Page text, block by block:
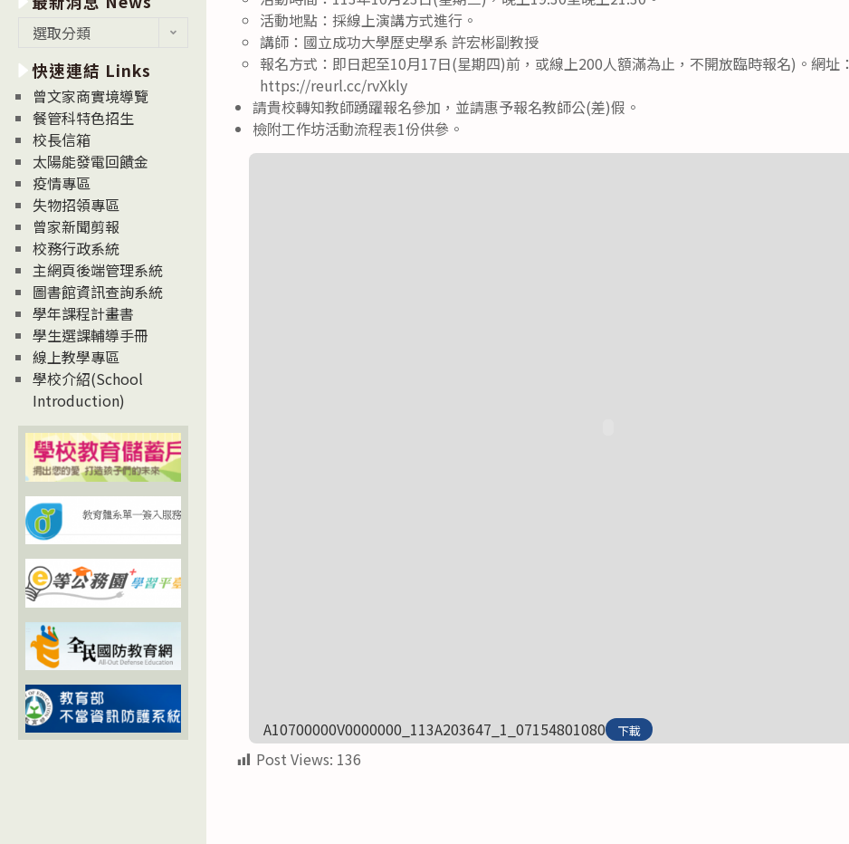
活動地點：採線上演講方式進行。
講師：國立成功大學歷史學系 許宏彬副教授
報名方式：即日起至10月17日(星期四)前，或線上200人額滿為止，不開放臨時報名)。網址：
https://reurl.cc/rvXkly
請貴校轉知教師踴躍報名參加，並請惠予報名教師公(差)假。
檢附工作坊活動流程表1份供參。
A10700000V0000000_113A203647_1_07154801080 下載
Post Views: 136
消
息
News
選取分類
快速連結 Links
曾文家商實境導覽
餐管科特色招生
校長信箱
太陽能發電回饋金
疫情專區
失物招領專區
曾家新聞剪報
校務行政系統
主網頁後端管理系統
圖書館資訊查詢系統
學年課程計畫書
學生選課輔導手冊
線上教學專區
學校介紹(School
Introduction)